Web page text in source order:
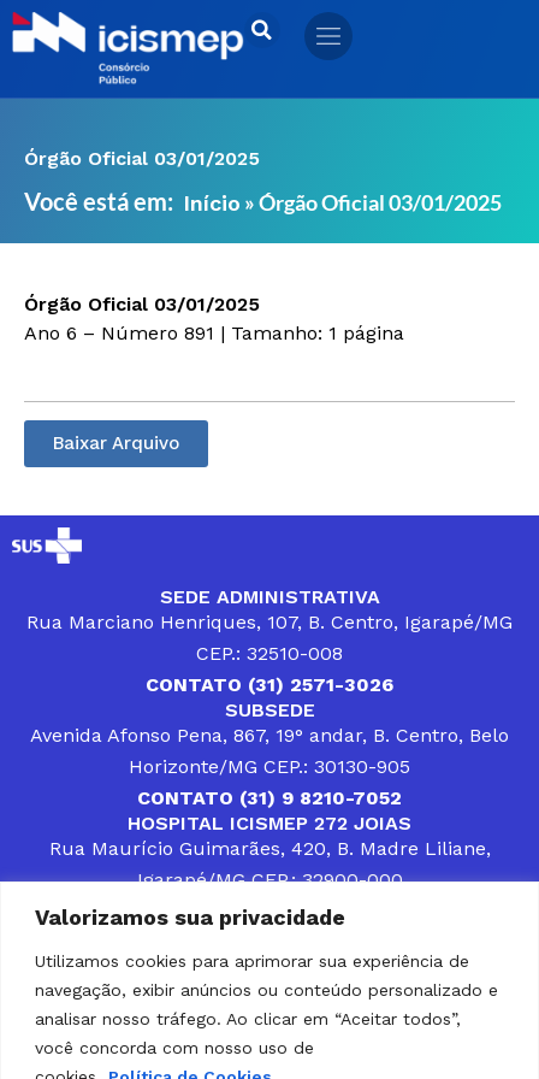
Valorizamos sua privacidade
Utilizamos cookies para aprimorar sua experiência de
navegação, exibir anúncios ou conteúdo personalizado e
analisar nosso tráfego. Ao clicar em “Aceitar todos”,
você concorda com nosso uso de
Ir
para
Órgão Oficial 03/01/2025
Você está em: Início »Órgão Oficial 03/01/2025
Órgão Oficial 03/01/2025
Ano 6 – Número 891 | Tamanho: 1 página
Baixar Arquivo
SEDE ADMINISTRATIVA
Rua Marciano Henriques, 107, B. Centro, Igarapé/MG
CEP.: 32510-008
CONTATO (31) 2571-3026
SUBSEDE
Avenida Afonso Pena, 867, 19° andar, B. Centro, Belo
Horizonte/MG CEP.: 30130-905
CONTATO (31) 9 8210-7052
HOSPITAL ICISMEP 272 JOIAS
Rua Maurício Guimarães, 420, B. Madre Liliane,
Igarapé/MG CEP.: 32900-000
CONTATOS (31) 3512-4400 ou (31) 9 8309-8660
DESENVOLVER SOLUÇÕES, AÇÕES E SERVIÇOS
PÚBLICOS QUE COMPLEMENTEM A ASSISTÊNCIA À
POPULAÇÃO DA REGIÃO EM QUE ATUA, SENDO
PARCEIRO DOS MUNICÍPIOS CONSORCIADOS NA
SOLUÇÃO DE DIFICULDADES ENFRENTADAS POR
GESTORES MUNICIPAIS, É O COMPROMISSO DO
ICISMEP.